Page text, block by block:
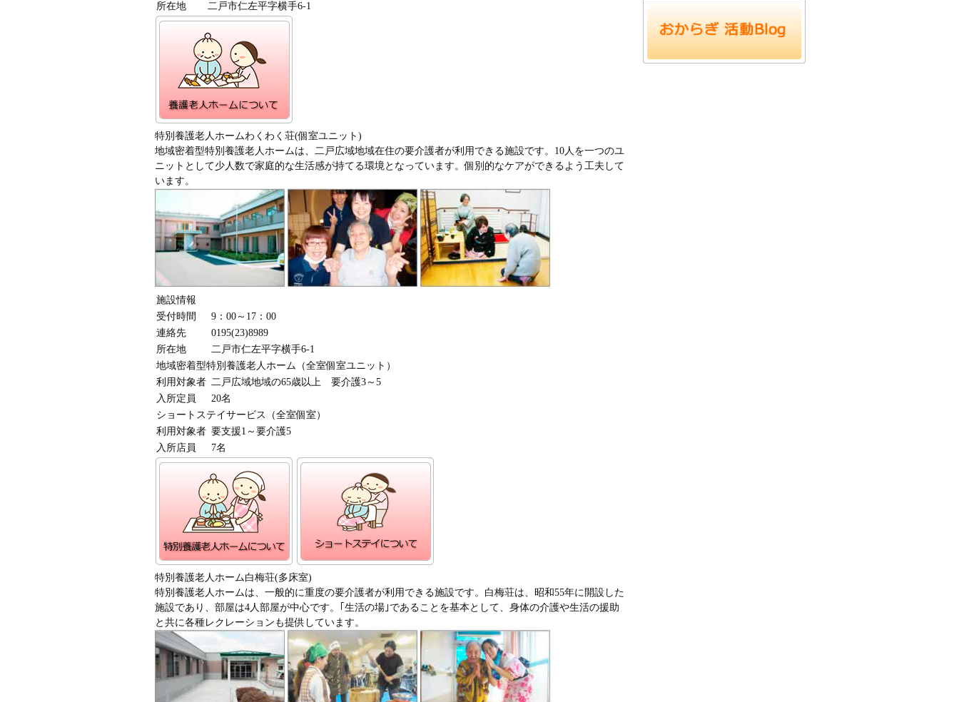
所在地
二戸市仁左平字横手6-1
特別養護老人ホームわくわく荘(個室ユニット)
地域密着型特別養護老人ホームは、二戸広域地域在住の要介護者が利用できる施設です。10人を一つのユ
ニットとして少人数で家庭的な生活感が持てる環境となっています。個別的なケアができるよう工夫して
います。
施設情報
受付時間
9：00～17：00
連絡先
0195(23)8989
所在地
二戸市仁左平字横手6-1
地域密着型特別養護老人ホーム（全室個室ユニット）
利用対象者 二戸広域地域の65歳以上 要介護3～5
入所定員
20名
ショートステイサービス（全室個室）
利用対象者 要支援1～要介護5
入所店員
7名
特別養護老人ホーム白梅荘(多床室)
特別養護老人ホームは、一般的に重度の要介護者が利用できる施設です。白梅荘は、昭和55年に開設した
施設であり、部屋は4人部屋が中心です。｢生活の場｣であることを基本として、身体の介護や生活の援助
と共に各種レクレーションも提供しています。